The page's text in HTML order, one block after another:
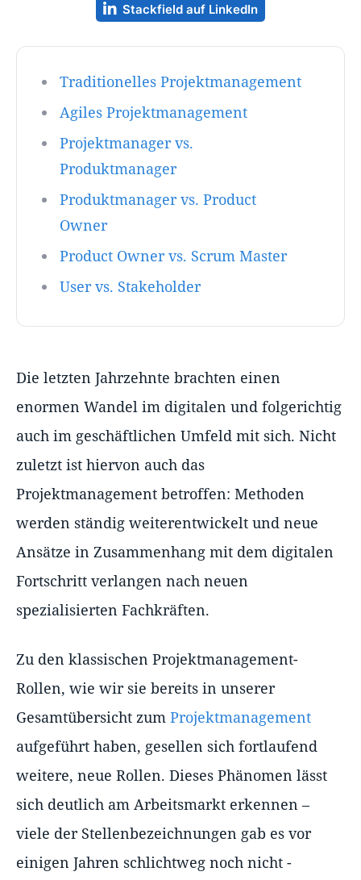
Stackfield auf LinkedIn
Traditionelles Projektmanagement
Agiles Projektmanagement
Projektmanager vs.
Produktmanager
Produktmanager vs. Product
Owner
Product Owner vs. Scrum Master
User vs. Stakeholder
Die letzten Jahrzehnte brachten einen
enormen Wandel im digitalen und folgerichtig
auch im geschäftlichen Umfeld mit sich. Nicht
zuletzt ist hiervon auch das
Projektmanagement betroffen: Methoden
werden ständig weiterentwickelt und neue
Ansätze in Zusammenhang mit dem digitalen
Fortschritt verlangen nach neuen
spezialisierten Fachkräften.
Zu den klassischen Projektmanagement-
Rollen, wie wir sie bereits in unserer
Gesamtübersicht zum Projektmanagement
aufgeführt haben, gesellen sich fortlaufend
weitere, neue Rollen. Dieses Phänomen lässt
sich deutlich am Arbeitsmarkt erkennen –
viele der Stellenbezeichnungen gab es vor
einigen Jahren schlichtweg noch nicht -